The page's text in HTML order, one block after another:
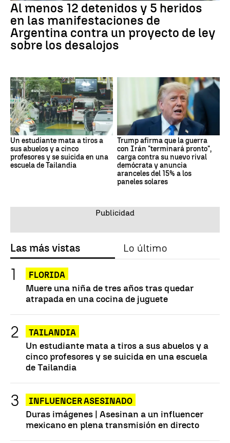
Al menos 12 detenidos y 5 heridos
en las manifestaciones de
Argentina contra un proyecto de ley
sobre los desalojos
Un estudiante mata a tiros a
sus abuelos y a cinco
profesores y se suicida en una
escuela de Tailandia
Trump afirma que la guerra
con Irán "terminará pronto",
carga contra su nuevo rival
demócrata y anuncia
aranceles del 15% a los
paneles solares
Las más vistas Lo último
FLORIDA
Muere una niña de tres años tras quedar
atrapada en una cocina de juguete
TAILANDIA
Un estudiante mata a tiros a sus abuelos y a
cinco profesores y se suicida en una escuela
de Tailandia
INFLUENCER ASESINADO
Duras imágenes | Asesinan a un influencer
mexicano en plena transmisión en directo